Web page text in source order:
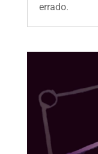
errado.